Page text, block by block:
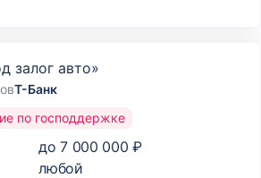
залог авто»
Т-Банк
до 7 000 000 ₽
любой
по господдержке